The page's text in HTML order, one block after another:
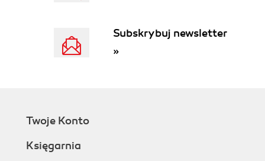
2. Discovering Domain Knowledge
Business Problems
Scenarios
Subskrybuj newsletter
»
Twoje Konto
Księgarnia